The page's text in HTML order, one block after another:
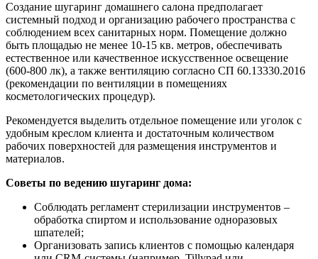
Создание шугаринг домашнего салона предполагает
системный подход и организацию рабочего пространства с
соблюдением всех санитарных норм. Помещение должно
быть площадью не менее 10-15 кв. метров, обеспечивать
естественное или качественное искусственное освещение
(600-800 лк), а также вентиляцию согласно СП 60.13330.2016
(рекомендации по вентиляции в помещениях
косметологических процедур).
Рекомендуется выделить отдельное помещение или уголок с
удобным креслом клиента и достаточным количеством
рабочих поверхностей для размещения инструментов и
материалов.
Советы по ведению шугаринг дома:
Соблюдать регламент стерилизации инструментов –
обработка спиртом и использование одноразовых
шпателей;
Организовать запись клиентов с помощью календаря